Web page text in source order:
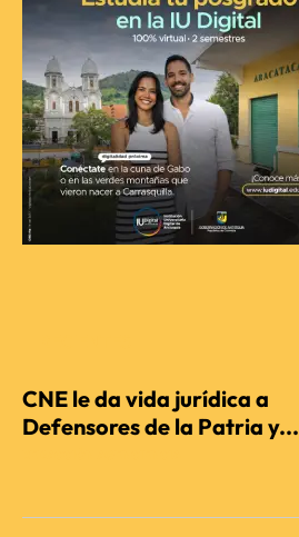
CNE le da vida jurídica a
Defensores de la Patria y...